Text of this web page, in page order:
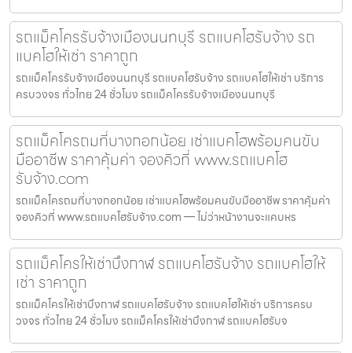
รถแม็คโครรับจ้างเมืองนนทบุรี รถแบคโฮรับจ้าง รถ
แบคโฮให้เช่า ราคาถูก
รถแม็คโครรับจ้างเมืองนนทบุรี รถแบคโฮรับจ้าง รถแบคโฮให้เช่า บริการ
ครบวงจร ทั่วไทย 24 ชั่วโมง รถแม็คโครรับจ้างเมืองนนทบุรี
รถแม็คโครถมที่บางกอกน้อย เช่าแบคโฮพร้อมคนขับ
มืออาชีพ ราคาคุ้มค่า จองคิวที่ www.รถแบคโฮ
รับจ้าง.com
รถแม็คโครถมที่บางกอกน้อย เช่าแบคโฮพร้อมคนขับมืออาชีพ ราคาคุ้มค่า
จองคิวที่ www.รถแบคโฮรับจ้าง.com — ไม่ว่าหน้างานจะแคบหร
รถแม็คโครให้เช่าบึงกาฬ รถแบคโฮรับจ้าง รถแบคโฮให้
เช่า ราคาถูก
รถแม็คโครให้เช่าบึงกาฬ รถแบคโฮรับจ้าง รถแบคโฮให้เช่า บริการครบ
วงจร ทั่วไทย 24 ชั่วโมง รถแม็คโครให้เช่าบึงกาฬ รถแบคโฮรับจ